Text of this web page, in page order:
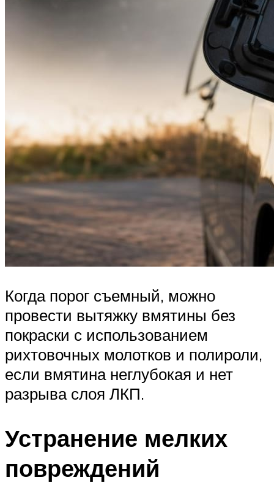
Когда порог съемный, можно
провести вытяжку вмятины без
покраски с использованием
рихтовочных молотков и полироли,
если вмятина неглубокая и нет
разрыва слоя ЛКП.
Устранение мелких
повреждений